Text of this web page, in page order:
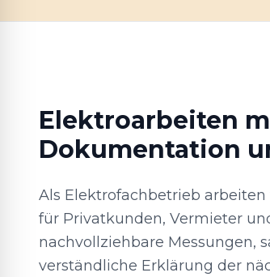
Elektroarbeiten
Dokumentation
Als Elektrofachbetrieb
für Privatkunden, Vermieter
nachvollziehbare Messungen,
verständliche Erklärung der